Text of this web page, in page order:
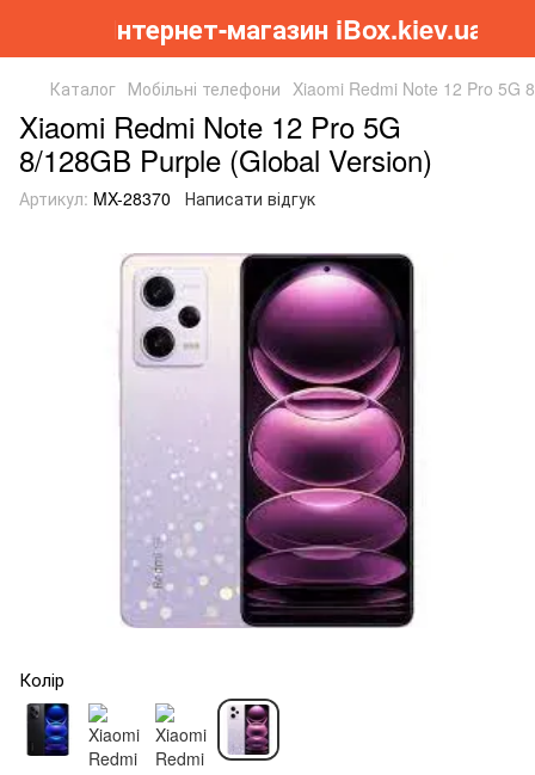
Інтернет-магазин iBox.kiev.ua
Каталог Мобільні телефони Xiaomi Redmi Note 12 Pro 5G
Xiaomi Redmi Note 12 Pro 5G
8/128GB Purple (Global Version)
Артикул: MX-28370 Написати відгук
Колір